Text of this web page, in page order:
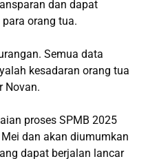
dan dapat
orang tua.
Semua data
kesadaran orang tua
Novan.
proses SPMB 2025
dan akan diumumkan
dapat berjalan lancar